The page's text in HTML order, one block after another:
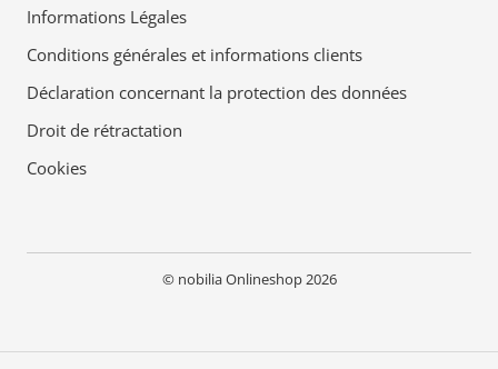
Informations Légales
Conditions générales et informations clients
Déclaration concernant la protection des données
Droit de rétractation
Cookies
© nobilia Onlineshop 2026